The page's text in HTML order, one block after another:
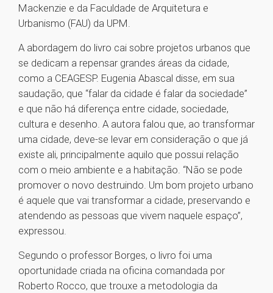
Mackenzie e da Faculdade de Arquitetura e
Urbanismo (FAU) da UPM.
A abordagem do livro cai sobre projetos urbanos que
se dedicam a repensar grandes áreas da cidade,
como a CEAGESP. Eugenia Abascal disse, em sua
saudação, que “falar da cidade é falar da sociedade”
e que não há diferença entre cidade, sociedade,
cultura e desenho. A autora falou que, ao transformar
uma cidade, deve-se levar em consideração o que já
existe ali, principalmente aquilo que possui relação
com o meio ambiente e a habitação. “Não se pode
promover o novo destruindo. Um bom projeto urbano
é aquele que vai transformar a cidade, preservando e
atendendo as pessoas que vivem naquele espaço”,
expressou.
Segundo o professor Borges, o livro foi uma
oportunidade criada na oficina comandada por
Roberto Rocco, que trouxe a metodologia da